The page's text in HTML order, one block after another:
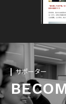
サポーター